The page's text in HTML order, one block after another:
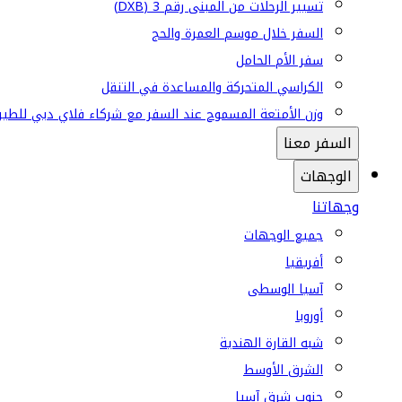
تسيير الرحلات من المبنى رقم 3 (DXB)
السفر خلال موسم العمرة والحج
سفر الأم الحامل
الكراسي المتحركة والمساعدة في التنقل
وزن الأمتعة المسموح عند السفر مع شركاء فلاي دبي
السفر معنا
الوجهات
وجهاتنا
جميع الوجهات
أفريقيا
آسيا الوسطى
أوروبا
شبه القارة الهندية
الشرق الأوسط
جنوب شرق آسيا